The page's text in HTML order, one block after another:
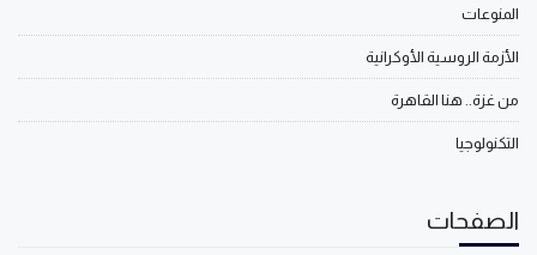
المنوعات
الأزمة الروسية الأوكرانية
من غزة.. هنا القاهرة
التكنولوجيا
الصفحات